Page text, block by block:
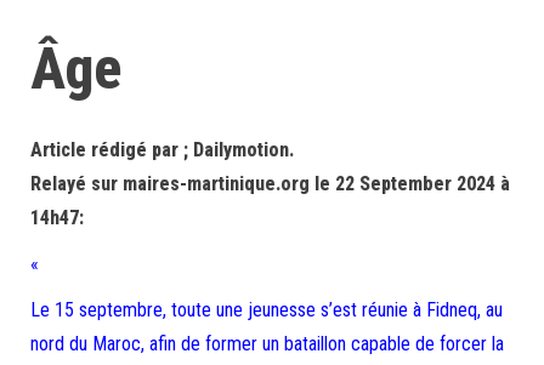
Âge
Article rédigé par ; Dailymotion.
Relayé sur maires-martinique.org le 22 September 2024 à
14h47:
«
Le 15 septembre, toute une jeunesse s’est réunie à Fidneq, au
nord du Maroc, afin de former un bataillon capable de forcer la